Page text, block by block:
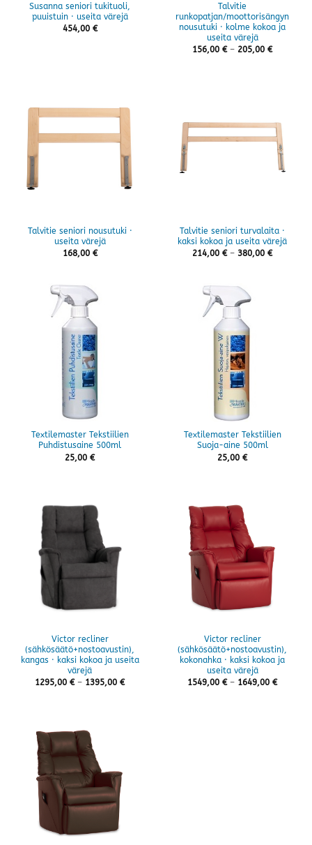
Susanna seniori tukituoli,
puuistuin · useita värejä
454,00 €
Talvitie
runkopatjan/moottorisängyn
nousutuki · kolme kokoa ja
useita värejä
156,00 € – 205,00 €
Talvitie seniori nousutuki ·
useita värejä
168,00 €
Talvitie seniori turvalaita ·
kaksi kokoa ja useita värejä
214,00 € – 380,00 €
Textilemaster Tekstiilien
Puhdistusaine 500ml
25,00 €
Textilemaster Tekstiilien
Suoja-aine 500ml
25,00 €
Victor recliner
(sähkösäätö+nostoavustin),
kangas · kaksi kokoa ja useita
värejä
1295,00 € – 1395,00 €Hintaluokka:
Victor recliner
(sähkösäätö+nostoavustin),
kokonahka · kaksi kokoa ja
useita värejä
1549,00 € – 1649,00 €